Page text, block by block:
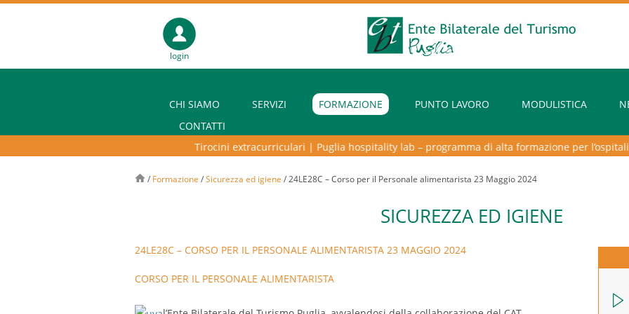
login
CHI SIAMO SERVIZI FORMAZIONE PUNTO LAVORO MODULISTICA
CONTATTI
Tirocini extracurriculari|Puglia hospitality lab – programma di alta formazione per
/ Formazione /Sicurezza ed igiene /24LE28C – Corso per il Personale alimentarista 23 Maggio 2024
SICUREZZA ED IGIENE
24LE28C – CORSO PER IL PERSONALE ALIMENTARISTA 23 MAGGIO 2024
CORSO PER IL PERSONALE ALIMENTARISTA